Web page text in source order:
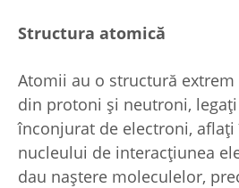
Structura atomică
Atomii au o structură
din protoni și neutroni,
înconjurat de electroni,
nucleului de interacțiunea
dau naștere moleculelor,